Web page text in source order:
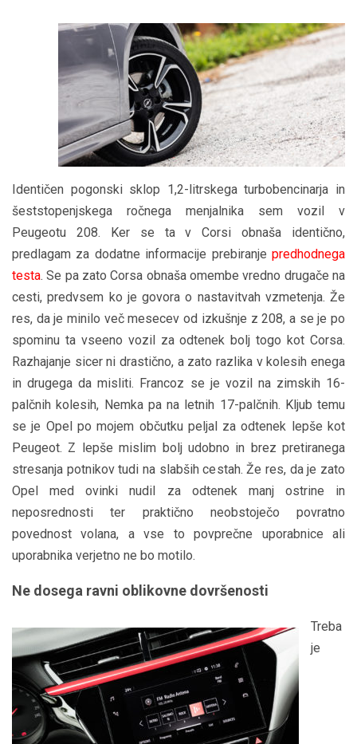
Identičen pogonski sklop 1,2-litrskega turbobencinarja in
šeststopenjskega ročnega menjalnika sem vozil v
Peugeotu 208. Ker se ta v Corsi obnaša identično,
predlagam za dodatne informacije prebiranje predhodnega
testa. Se pa zato Corsa obnaša omembe vredno drugače na
cesti, predvsem ko je govora o nastavitvah vzmetenja. Že
res, da je minilo več mesecev od izkušnje z 208, a se je po
spominu ta vseeno vozil za odtenek bolj togo kot Corsa.
Razhajanje sicer ni drastično, a zato razlika v kolesih enega
in drugega da misliti. Francoz se je vozil na zimskih 16-
palčnih kolesih, Nemka pa na letnih 17-palčnih. Kljub temu
se je Opel po mojem občutku peljal za odtenek lepše kot
Peugeot. Z lepše mislim bolj udobno in brez pretiranega
stresanja potnikov tudi na slabših cestah. Že res, da je zato
Opel med ovinki nudil za odtenek manj ostrine in
neposrednosti ter praktično neobstoječo povratno
povednost volana, a vse to povprečne uporabnice ali
uporabnika verjetno ne bo motilo.
Ne dosega ravni oblikovne dovršenosti
Treba
je